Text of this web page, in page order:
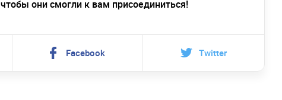
чтобы они смогли к вам присоединиться!
Facebook Twitter